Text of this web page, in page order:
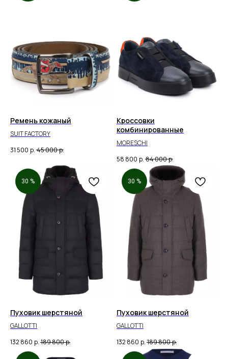
Ремень кожаный
SUIT FACTORY
31 500 р. 45 000р.
Кроссовки
комбинированные
MORESCHI
58 800 р. 84 000р.
30 %
Пуховик шерстяной
GALLOTTI
132 860 р. 189 800р.
30 %
Пуховик шерстяной
GALLOTTI
132 860 р. 189 800р.